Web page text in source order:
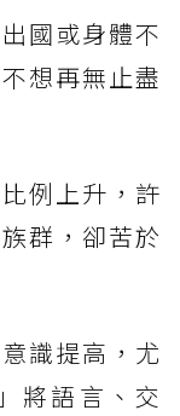
國或身體不
想再無止盡
例上升，許
群，卻苦於
識提高，尤
將語言、交